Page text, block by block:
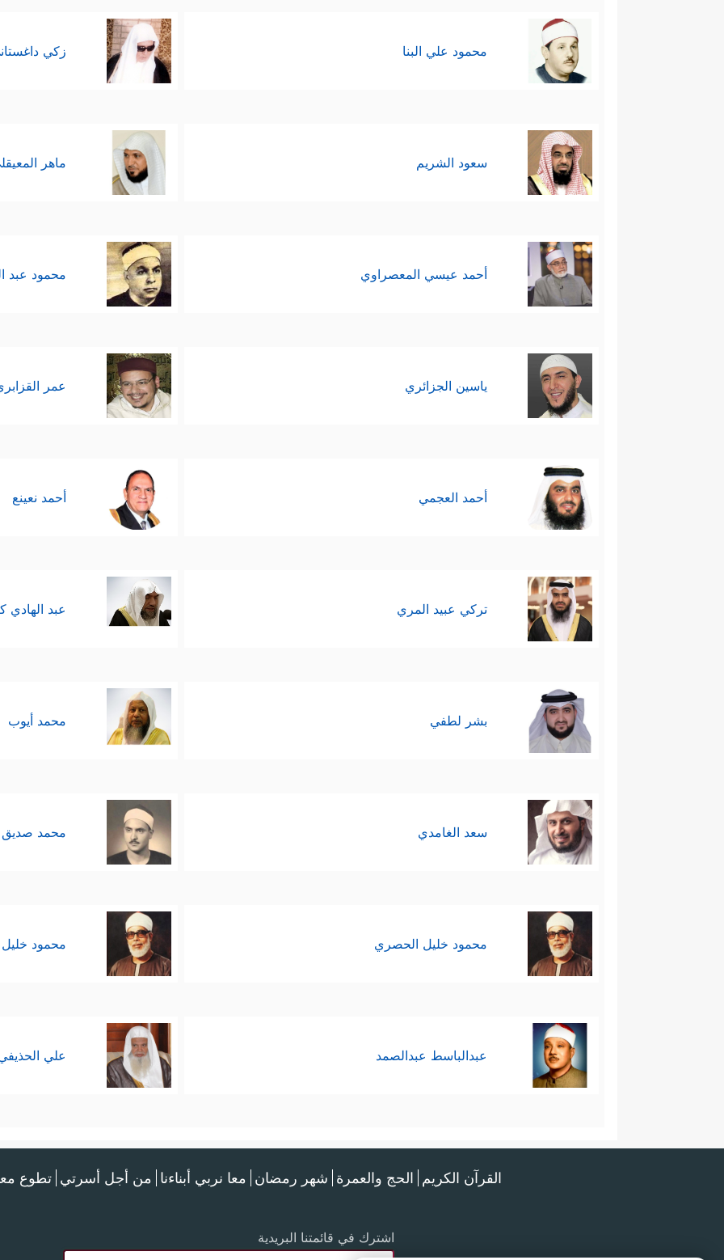
محمود علي البنا زكي
سعود الشريم ماهر
أحمد عيسي المعصراوي محمود عبد
ياسين الجزائري عمر
أحمد العجمي أحمد نعينع
تركي عبيد المري عبد الهادي
بشر لطفي محمد أيوب
سعد الغامدي محمد صديق
محمود خليل الحصري محمود
عبدالباسط عبدالصمد علي
القرآن الكريم الحج والعمرة شهر رمضان معا نربي أبناءنا من أجل أسرتي تطوع
اشترك في قائمتنا البريدية